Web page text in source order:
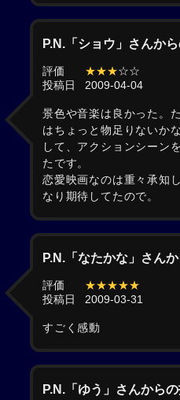
P.N.「ショウ」さんか
評価 ★★★☆☆
投稿日
2009-04-04
景色や音楽は良かった。
はちょっと物足りないか
して、アクションシーン
たです。
恋愛映画なのは重々承知
なり期待してたので。
P.N.「なたかな」さん
評価
★★★★★
投稿日
2009-03-31
すごく感動
P.N.「ゆう」さんから